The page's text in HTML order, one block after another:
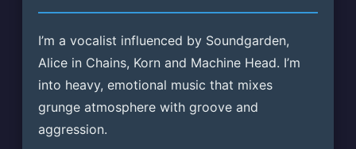
I’m a vocalist influenced by Soundgarden,
Alice in Chains, Korn and Machine Head. I’m
into heavy, emotional music that mixes
grunge atmosphere with groove and
aggression.